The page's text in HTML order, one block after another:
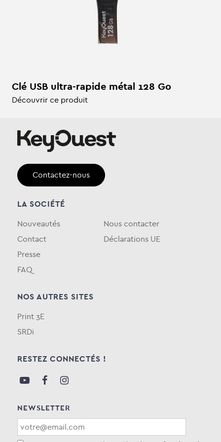
Clé USB ultra-rapide métal 128 Go
Découvrir ce produit
Contactez-nous
LA SOCIÉTÉ
Nouveautés
Contact
Presse
FAQ
Nous contacter
Déclarations UE
NOS AUTRES SITES
Print 3E
SRDi
RESTEZ CONNECTÉS !
NEWSLETTER